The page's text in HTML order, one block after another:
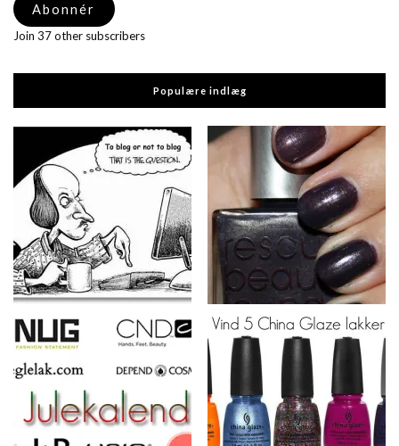
Abonnér
Join 37 other subscribers
Populære indlæg